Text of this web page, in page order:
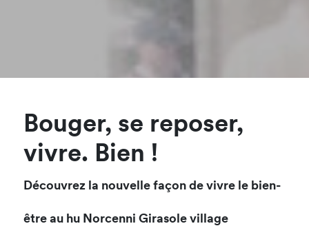
Bouger, se reposer,
vivre. Bien !
Découvrez la nouvelle façon de vivre le bien-
être au hu Norcenni Girasole village